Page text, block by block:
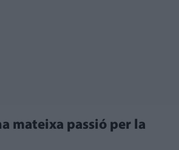
mateixa passió per la